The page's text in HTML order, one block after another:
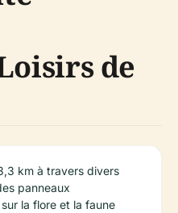
de
km à travers divers
panneaux
la flore et la faune